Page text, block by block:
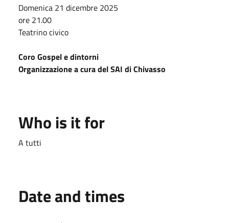
Domenica 21 dicembre 2025
ore 21.00
Teatrino civico
Coro Gospel e dintorni
Organizzazione a cura del SAI di Chivasso
Who is it for
A tutti
Date and times